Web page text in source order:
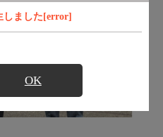
しました[error]
OK